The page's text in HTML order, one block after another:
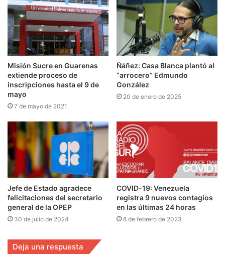
Misión Sucre en Guarenas
extiende proceso de
inscripciones hasta el 9 de
mayo
7 de mayo de 2021
Ñáñez: Casa Blanca plantó al
“arrocero” Edmundo
González
20 de enero de 2025
Jefe de Estado agradece
felicitaciones del secretario
general de la OPEP
30 de julio de 2024
COVID-19: Venezuela
registra 9 nuevos contagios
en las últimas 24 horas
8 de febrero de 2023
Deja una respuesta